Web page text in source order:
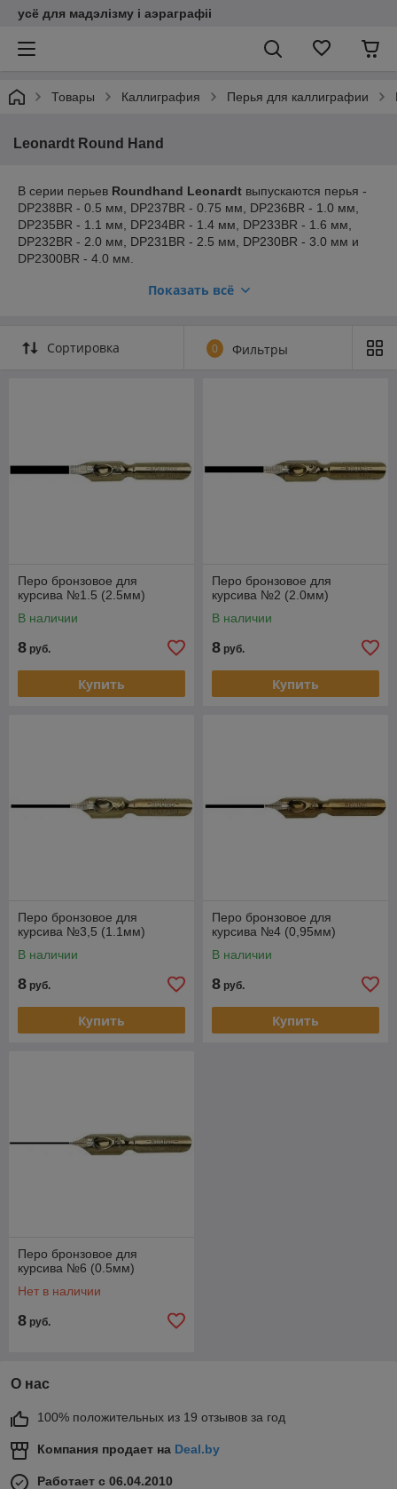
усё для мадэлізму і аэраграфіі
Товары Каллиграфия Перья для каллиграфии
Leonardt Round Hand
В серии перьев Roundhand Leonardt выпускаются перья -
DP238BR - 0.5 мм, DP237BR - 0.75 мм, DP236BR - 1.0 мм,
DP235BR - 1.1 мм, DP234BR - 1.4 мм, DP233BR - 1.6 мм,
DP232BR - 2.0 мм, DP231BR - 2.5 мм, DP230BR - 3.0 мм и
DP2300BR - 4.0 мм.
Перья можно обмакивать в тушь для рисования или для
каллиграфии (включая китайскую тушь), чернила для
После работы перо нужно тщательно вымыть чистой водой
(и промокнуть мягкой салфеткой), тушь органического
иначе чернила будут с него быстро “скатываться”. Для этого
производитель рекомендует промыть перо в мыльном
Показать всё
Сортировка 0 Фильтры
Перо бронзовое для
курсива №1.5 (2.5мм)
В наличии
8 руб.
Купить
Перо бронзовое для
курсива №2 (2.0мм)
В наличии
8 руб.
Купить
Перо бронзовое для
курсива №3,5 (1.1мм)
В наличии
8 руб.
Купить
Перо бронзовое для
курсива №4 (0,95мм)
В наличии
8 руб.
Купить
Перо бронзовое для
курсива №6 (0.5мм)
Нет в наличии
8 руб.
О нас
100% положительных из 19 отзывов за год
Компания продает на Deal.by
Работает с 06.04.2010